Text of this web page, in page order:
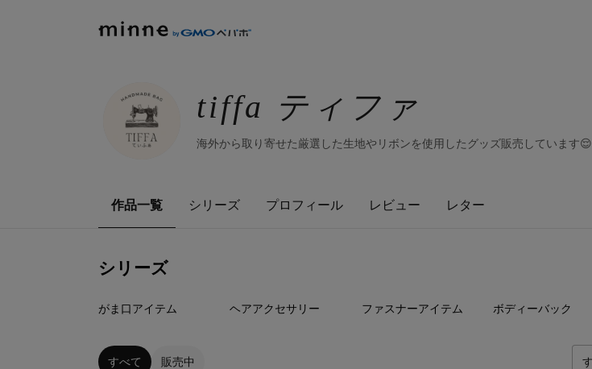
tiffa ティファ
海外から取り寄せた厳選した生地やリボンを使用したグッズ販売しています😌
作品一覧 シリーズ プロフィール レビュー レター
シリーズ
がま口アイテム ヘアアクセサリー ファスナーアイテム ボディーバック
すべて 販売中